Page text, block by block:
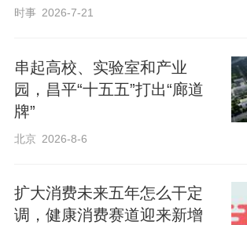
时事 2026-7-21
串起高校、实验室和产业
园，昌平“十五五”打出“廊道
牌”
北京 2026-8-6
扩大消费未来五年怎么干定
调，健康消费赛道迎来新增